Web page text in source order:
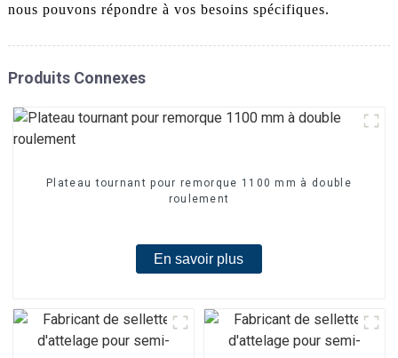
nous pouvons répondre à vos besoins spécifiques.
Produits Connexes
Plateau tournant pour remorque 1100 mm à double
roulement
En savoir plus